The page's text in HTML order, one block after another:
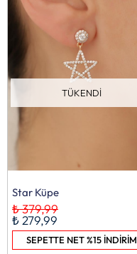
TÜKENDI
Star Küpe
₺ 279,99
₺ 379,99
SEPETTE NET %15 İNDİRİM